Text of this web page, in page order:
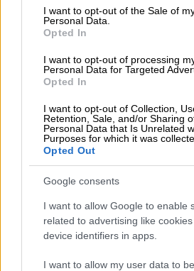
consent section.
I want to opt-out of the Sale of
Personal Data.
Opted In
I want to opt-out of processing
Personal Data for Targeted
Opted In
I want to opt-out of Collection,
Retention, Sale, and/or Sharing
Personal Data that Is Unrelated
Purposes for which it was
Opted Out
Google consents
I want to allow Google to enable
related to advertising like
device identifiers in apps.
I want to allow my user data to
ξεριζωνόταν, την πρώτη
την Παλαιστίνη στη Συρία
τη Συρία στην Ευρώπη. Και
είχε χάσει την πίστη της
ομορφιά του κόσμου».